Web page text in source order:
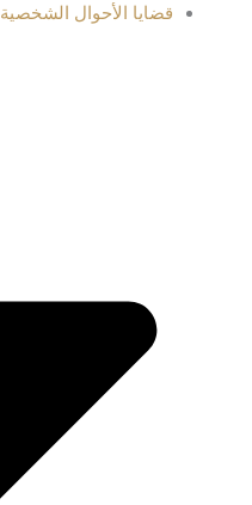
قضايا الأحوال الشخصية